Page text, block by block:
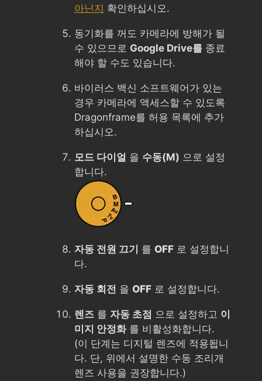
아닌지 확인하십시오.
동기화를 꺼도 카메라에 방해가 될
수 있으므로 Google Drive를 종료
해야 할 수도 있습니다.
바이러스 백신 소프트웨어가 있는
경우 카메라에 액세스할 수 있도록
Dragonframe를 허용 목록에 추가
하십시오.
모드 다이얼 을 수동(M) 으로 설정
합니다.
자동 전원 끄기 를 OFF 로 설정합니
다.
자동 회전 을 OFF 로 설정합니다.
렌즈 를 자동 초점 으로 설정하고 이
미지 안정화를 비활성화합니다.
(이 단계는 디지털 렌즈에 적용됩니
다. 단, 위에서 설명한 수동 조리개
렌즈 사용을 권장합니다.)